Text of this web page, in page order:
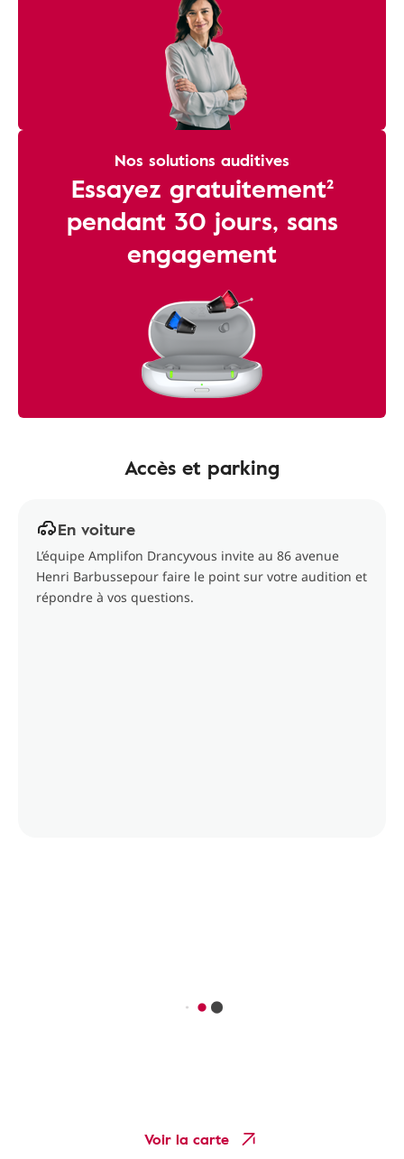
Nos solutions auditives
Essayez gratuitement²
pendant 30 jours, sans
engagement
Accès et parking
En voiture
L’équipe Amplifon Drancyvous invite au 86 avenue
Henri Barbussepour faire le point sur votre audition et
répondre à vos questions.
Voir la carte